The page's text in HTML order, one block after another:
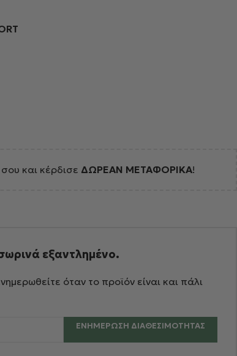
και κέρδισε ΔΩΡΕΑΝ ΜΕΤΑΦΟΡΙΚΑ!
εξαντλημένο.
όταν το προϊόν είναι και πάλι
ΕΝΗΜΈΡΩΣΗ ΔΙΑΘΕΣΙΜΌΤΗΤΑΣ